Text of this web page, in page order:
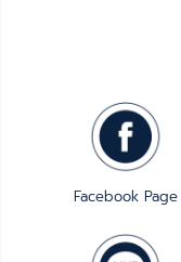
Facebook Page